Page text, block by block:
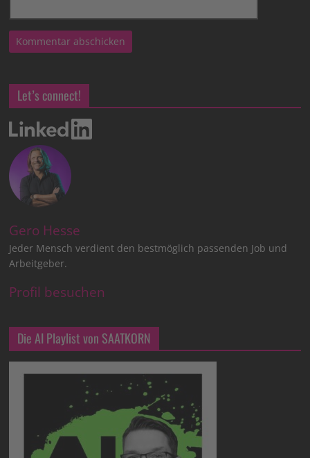
Let’s connect!
Gero Hesse
Jeder Mensch verdient den bestmöglich passenden Job und
Arbeitgeber.
Profil besuchen
Die AI Playlist von SAATKORN